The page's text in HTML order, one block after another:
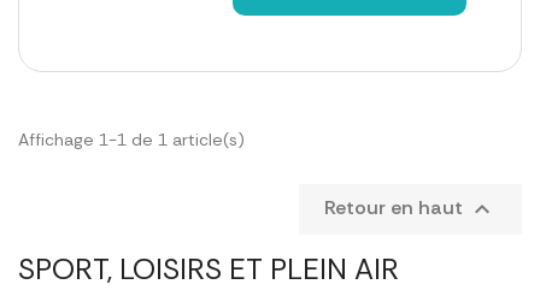
SPORT, LOISIRS ET PLEIN AIR
Affichage 1-1 de 1 article(s)
Retour en haut 